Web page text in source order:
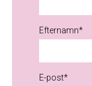
Efternamn*
E-post*